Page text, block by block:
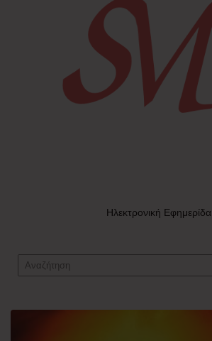
Ηλεκτρονική Εφημερίδα